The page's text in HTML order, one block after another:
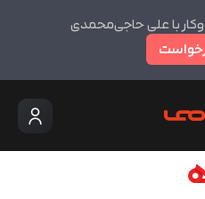
با علی حاجی‌محمدی